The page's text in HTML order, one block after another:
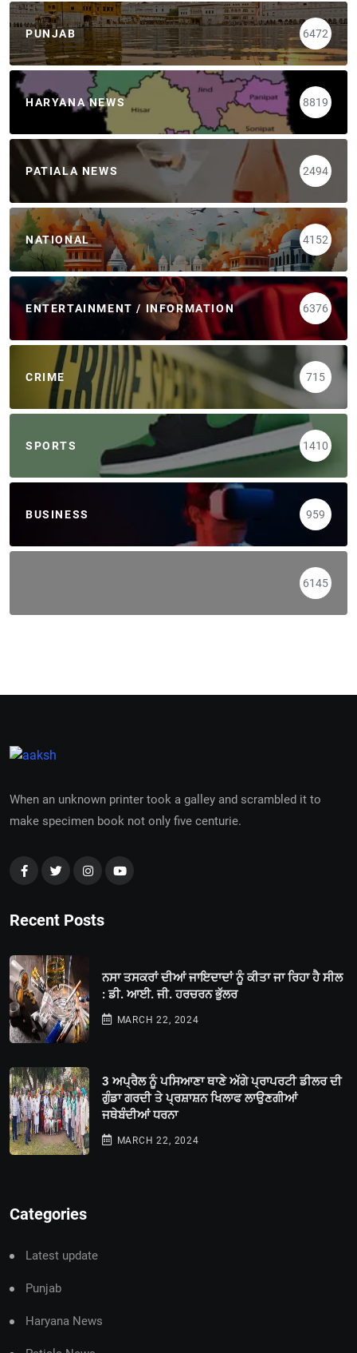
PUNJAB 6472
HARYANA NEWS 8819
PATIALA NEWS 2494
NATIONAL 4152
ENTERTAINMENT / INFORMATION 6376
CRIME 715
SPORTS 1410
BUSINESS 959
6145
When an unknown printer took a galley and scrambled it to
make specimen book not only five centurie.
Recent Posts
ਨਸਾ ਤਸਕਰਾਂ ਦੀਆਂ ਜਾਇਦਾਦਾਂ ਨੂੰ ਕੀਤਾ ਜਾ ਰਿਹਾ ਹੈ ਸੀਲ
: ਡੀ. ਆਈ. ਜੀ. ਹਰਚਰਨ ਭੁੱਲਰ
MARCH 22, 2024
3 ਅਪ੍ਰੈਲ ਨੂੰ ਪਸਿਆਣਾ ਥਾਣੇ ਅੱਗੇ ਪ੍ਰਾਪਰਟੀ ਡੀਲਰ ਦੀ
ਗੁੰਡਾ ਗਰਦੀ ਤੇ ਪ੍ਰਸ਼ਾਸ਼ਨ ਖਿਲਾਫ ਲਾਉਣਗੀਆਂ
ਜਥੇਬੰਦੀਆਂ ਧਰਨਾ
MARCH 22, 2024
Categories
Latest update
Punjab
Haryana News